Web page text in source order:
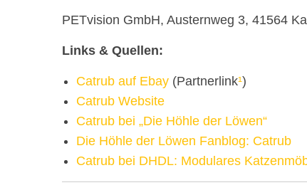
PETvision GmbH, Austernweg 3, 41564
Links & Quellen:
Catrub auf Ebay (Partnerlink¹)
Catrub Website
Catrub bei „Die Höhle der Löwen“
Die Höhle der Löwen Fanblog: Catrub
Catrub bei DHDL: Modulares